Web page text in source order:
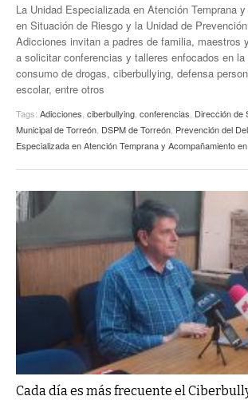
LA MEJOR INFORMACIÓN
La Unidad Especializada en Atención Temprana
en Situación de Riesgo y la Unidad de
Adicciones invitan a padres de familia, maestros
a solicitar conferencias y talleres enfocados en la
consumo de drogas, ciberbullying, defensa
escolar, entre otros
Tags: Adicciones ciberbullying conferencias Dirección de
Municipal de Torreón DSPM de Torreón Prevención del
Especializada en Atención Temprana y Acompañamiento
Cada día es más frecuente el